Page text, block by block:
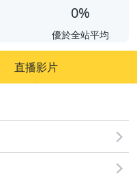
0%
優於全站平均
直播影片